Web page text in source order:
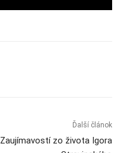
Ďalší článok
Zaujímavostí zo života Igora